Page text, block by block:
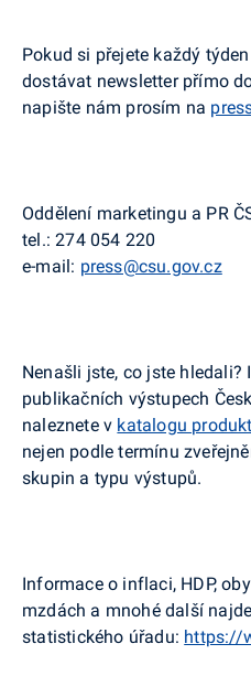
Pokud si přejete každý
dostávat newsletter přímo
napište nám prosím na
Oddělení marketingu a PR
tel.:274 054 220
e-mail: press@csu.gov.cz
Nenašli jste, co jste hledali?
publikačních výstupech
naleznete v katalogu
nejen podle termínu
skupin a typu výstupů.
Informace o inflaci, HDP,
mzdách a mnohé další
statistického úřadu: https://